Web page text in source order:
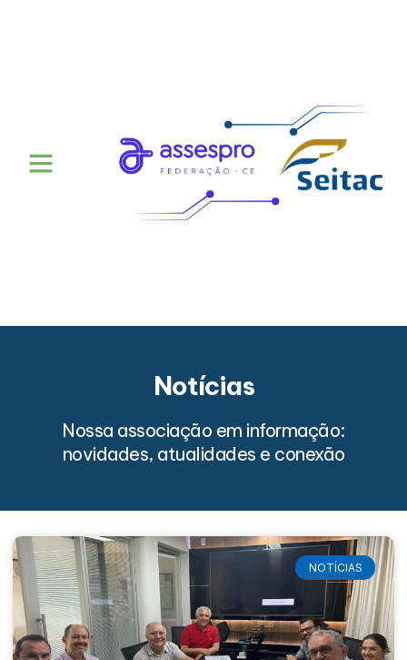
Notícias
Nossa associação em informação:
novidades, atualidades e conexão
NOTÍCIAS